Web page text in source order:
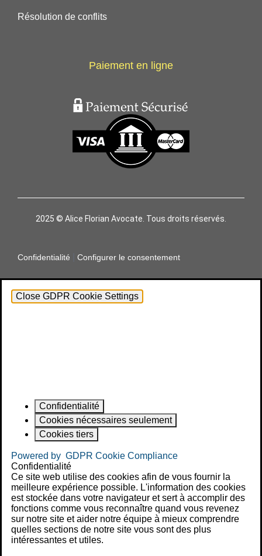
Résolution de conflits
Paiement en ligne
2025 © Alice Florian Avocate. Tous droits réservés.
Confidentialité Configurer le consentement
Close GDPR Cookie Settings
Confidentialité
Cookies nécessaires seulement
Cookies tiers
Powered by GDPR Cookie Compliance
Confidentialité
Ce site web utilise des cookies afin de vous fournir la
meilleure expérience possible. L'information des cookies
est stockée dans votre navigateur et sert à accomplir des
fonctions comme vous reconnaître quand vous revenez
sur notre site et aider notre équipe à mieux comprendre
quelles sections de notre site vous sont des plus
intéressantes et utiles.